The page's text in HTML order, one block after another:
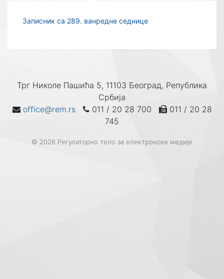
Записник са 289. ванредне седнице
Трг Николе Пашића 5, 11103 Београд, Република
Србија
office@rem.rs
011 / 20 28 700
011 / 20 28
745
© 2026 Регулаторно тело за електронске медије